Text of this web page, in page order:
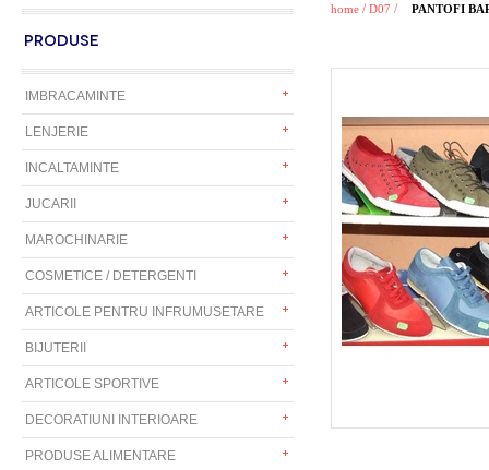
PRODUSE
IMBRACAMINTE
LENJERIE
INCALTAMINTE
JUCARII
MAROCHINARIE
COSMETICE / DETERGENTI
ARTICOLE PENTRU INFRUMUSETARE
BIJUTERII
ARTICOLE SPORTIVE
DECORATIUNI INTERIOARE
PRODUSE ALIMENTARE
home / D07 / PANTOFI